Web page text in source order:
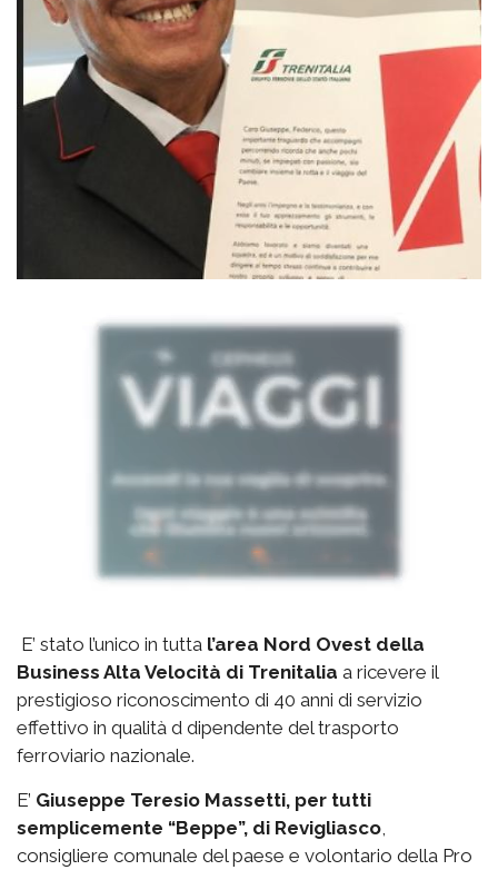
E’ stato l’unico in tutta l’area Nord Ovest della
Business Alta Velocità di Trenitalia a ricevere il
prestigioso riconoscimento di 40 anni di servizio
effettivo in qualità d dipendente del trasporto
ferroviario nazionale.
E’ Giuseppe Teresio Massetti, per tutti
semplicemente “Beppe”, di Revigliasco
consigliere comunale del paese e volontario della Pro